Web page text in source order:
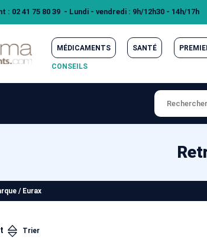
: 02 41 75 80 39 - Lundi - vendredi : 9h/12h30 - 14h/17h
MÉDICAMENTS SANTÉ
CONSEILS
/ Eurax